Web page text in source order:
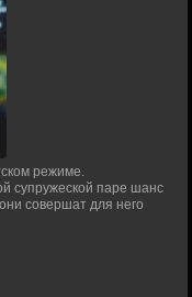
режиме.
супружеской паре шанс
совершат для него